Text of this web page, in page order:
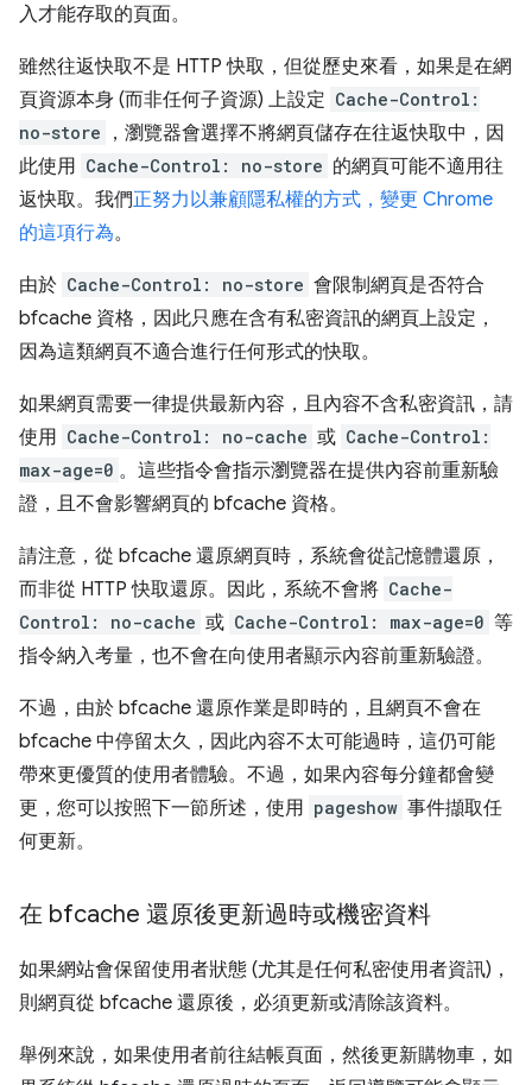
入才能存取的頁面。
雖然往返快取不是 HTTP 快取，但從歷史來看，如果是在網
頁資源本身 (而非任何子資源) 上設定 Cache-Control:
no-store
，瀏覽器會選擇不將網頁儲存在往返快取中，因
此使用 Cache-Control: no-store 的網頁可能不適用往
返快取。我們正努力以兼顧隱私權的方式，變更 Chrome
的這項行為。
由於 Cache-Control: no-store 會限制網頁是否符合
bfcache 資格，因此只應在含有私密資訊的網頁上設定，
因為這類網頁不適合進行任何形式的快取。
如果網頁需要一律提供最新內容，且內容不含私密資訊，請
使用 Cache-Control: no-cache 或 Cache-Control:
max-age=0 。這些指令會指示瀏覽器在提供內容前重新驗
證，且不會影響網頁的 bfcache 資格。
請注意，從 bfcache 還原網頁時，系統會從記憶體還原，
而非從 HTTP 快取還原。因此，系統不會將 Cache-
Control: no-cache 或 Cache-Control: max-age=0 等
指令納入考量，也不會在向使用者顯示內容前重新驗證。
不過，由於 bfcache 還原作業是即時的，且網頁不會在
bfcache 中停留太久，因此內容不太可能過時，這仍可能
帶來更優質的使用者體驗。不過，如果內容每分鐘都會變
更，您可以按照下一節所述，使用 pageshow 事件擷取任
何更新。
在 bfcache 還原後更新過時或機密資料
如果網站會保留使用者狀態 (尤其是任何私密使用者資訊)，
則網頁從 bfcache 還原後，必須更新或清除該資料。
舉例來說，如果使用者前往結帳頁面，然後更新購物車，如